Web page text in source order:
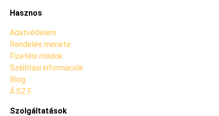
Hasznos
Adatvédelem
Rendelés menete
Fizetési módok
Szállítási információk
Blog
Á.SZ.F.
Szolgáltatások